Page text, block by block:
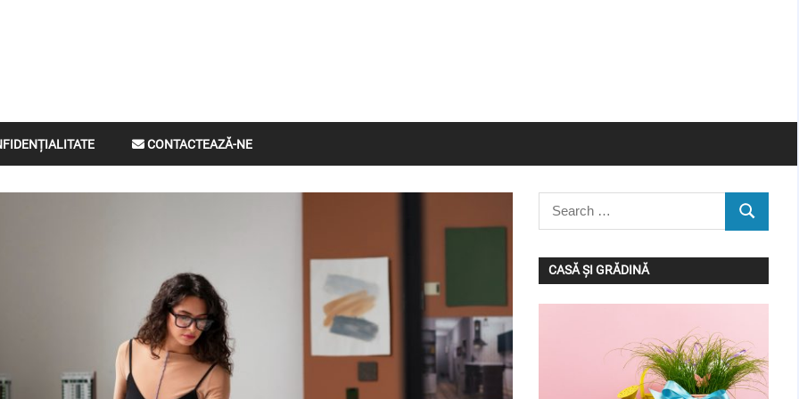
CONTACTEAZĂ-NE
Search
for:
SEARCH
CASĂ ȘI GRĂDINĂ